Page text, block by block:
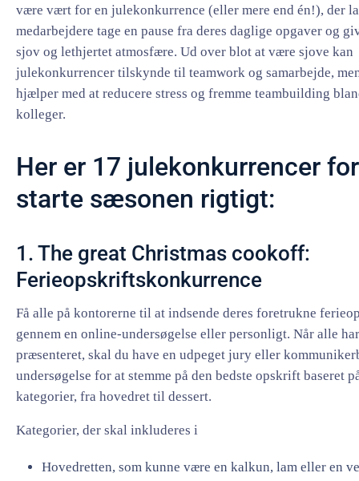
være vært for en julekonkurrence (eller mere end én!), der
medarbejdere tage en pause fra deres daglige opgaver og
sjov og lethjertet atmosfære. Ud over blot at være sjove kan
julekonkurrencer tilskynde til teamwork og samarbejde,
hjælper med at reducere stress og fremme teambuilding
kolleger.
Her er 17 julekonkurrencer
starte sæsonen rigtigt:
1. The great Christmas cookoff:
Ferieopskriftskonkurrence
Få alle på kontorerne til at indsende deres foretrukne
gennem en online-undersøgelse eller personligt. Når alle har
præsenteret, skal du have en udpeget jury eller
undersøgelse for at stemme på den bedste opskrift baseret
kategorier, fra hovedret til dessert.
Kategorier, der skal inkluderes i
Hovedretten, som kunne være en kalkun, lam eller en